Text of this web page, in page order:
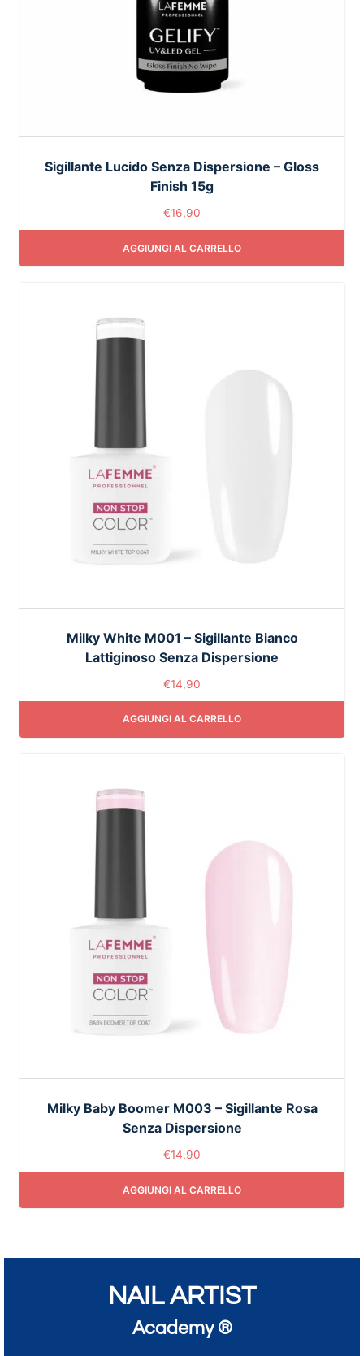
Sigillante Lucido Senza Dispersione – Gloss
Finish 15g
€16,90
AGGIUNGI AL CARRELLO
Milky White M001 – Sigillante Bianco
Lattiginoso Senza Dispersione
€14,90
AGGIUNGI AL CARRELLO
Milky Baby Boomer M003 – Sigillante Rosa
Senza Dispersione
€14,90
AGGIUNGI AL CARRELLO
NAIL ARTIST
Academy ®